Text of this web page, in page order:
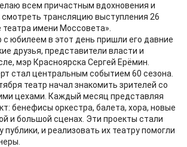
всем причастным вдохновения и
смотреть трансляцию выступления 26
имени Моссовета».
с юбилеем в этот день пришли его давние
друзья, представители власти и
мэр Красноярска Сергей Ерёмин.
стал центральным событием 60 сезона.
театр начал знакомить зрителей со
цехами. Каждый месяц представляя
бенефисы оркестра, балета, хора, новые
и большой сценах. Эти проекты стали
публики, и реализовать их театру помогли